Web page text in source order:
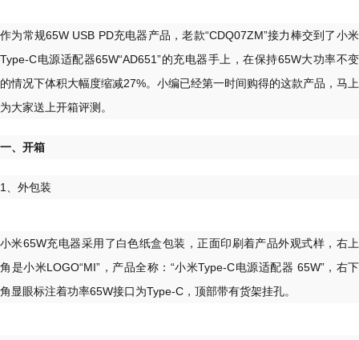
作为常规65W USB PD充电器产品，老款“CDQ07ZM”接力棒交到了小米
Type-C电源适配器65W“AD651”的充电器手上，在保持65W大功率不变
的情况下体积大幅度缩减27%。小编已经第一时间购得的这款产品，马上
为大家送上开箱评测。
一、开箱
1、外包装
小米65W充电器采用了白色纸盒包装，正面印刷着产品外观式样，右上
角是小米LOGO“MI”，产品全称：“小米Type-C电源适配器 65W”，右下
角显眼标注着功率65W接口为Type-C，顶部带有货架挂孔。